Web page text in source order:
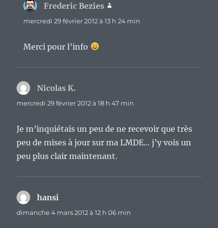
Frederic Bezies
mercredi 29 février 2012 à 13 h 24 min
Merci pour l’info
Nicolas K.
mercredi 29 février 2012 à 18 h 47 min
Je m’inquiétais un peu de ne recevoir que très
peu de mises à jour sur ma LMDE… j’y vois un
peu plus clair maintenant.
hansi
dimanche 4 mars 2012 à 12 h 06 min